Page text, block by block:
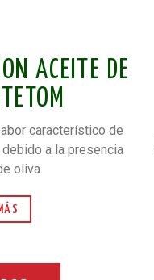
ACEITE DE
característico de
a la presencia
oliva.